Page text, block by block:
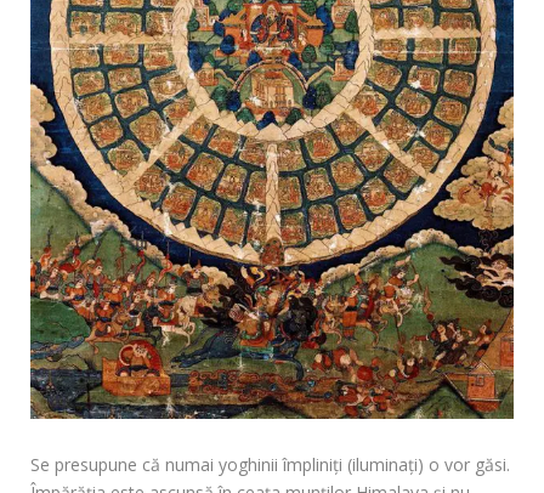
Se presupune că numai yoghinii împliniţi (iluminaţi) o vor găsi.